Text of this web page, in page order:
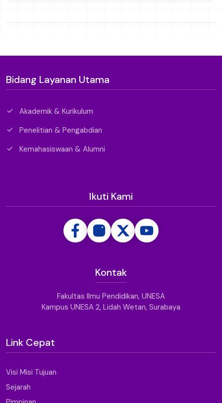
Bidang Layanan Utama
Akademik & Kurikulum
Penelitian & Pengabdian
Kemahasiswaan & Alumni
Ikuti Kami
Kontak
Fakultas Ilmu Pendidikan, UNESA
Kampus UNESA 2, Lidah Wetan, Surabaya
Link Cepat
Visi Misi Tujuan
Sejarah